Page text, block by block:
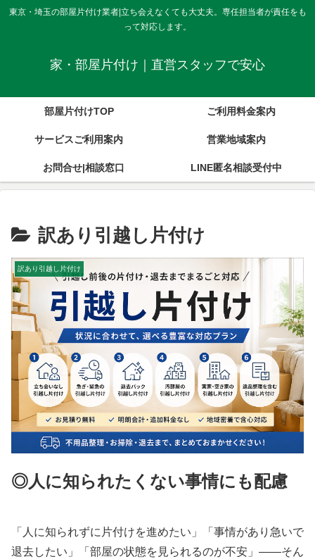
東京・埼玉の部屋片付け業者|立ち会えなくても大丈夫。専任担当者が責任をも
って対応します。
家・部屋片付け｜直営スタッフで安心
部屋片付けTOP ご利用料金案内
サービスご利用案内 営業地域案内
お問合せ|相談窓口 LINE匿名相談受付中
訳あり引越し片付け
訳あり引越し片付け
◎人に知られたくない事情にも配慮
「人に知られずに片付けを進めたい」「事情があり急いで
退去したい」「部屋の状態を見られるのが不安」――そん